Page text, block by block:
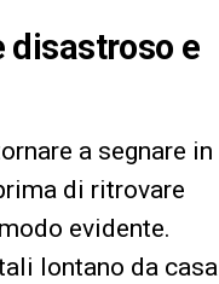
disastroso e
a segnare in
di ritrovare
evidente.
lontano da casa